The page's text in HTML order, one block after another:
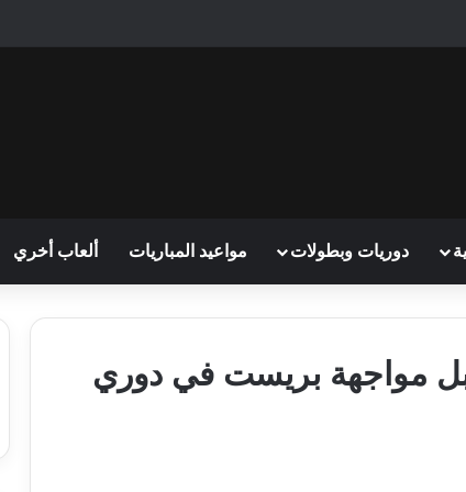
دوريات وبطولات مواعيد المباريات ألعاب أخري
مواجهة بريست في دوري